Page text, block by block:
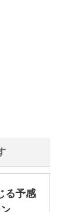
て集中
る予感